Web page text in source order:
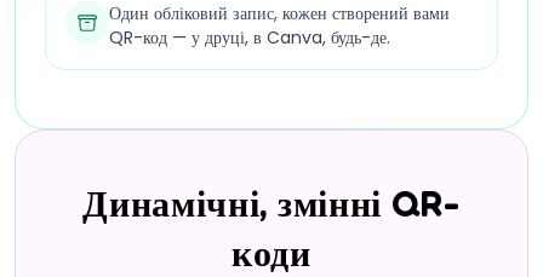
Один обліковий запис, кожен створений вами
QR-код — у друці, в Canva, будь-де.
Динамічні, змінні QR-
коди